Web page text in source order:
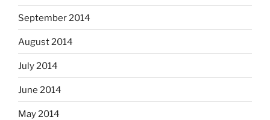
September 2014
August 2014
July 2014
June 2014
May 2014